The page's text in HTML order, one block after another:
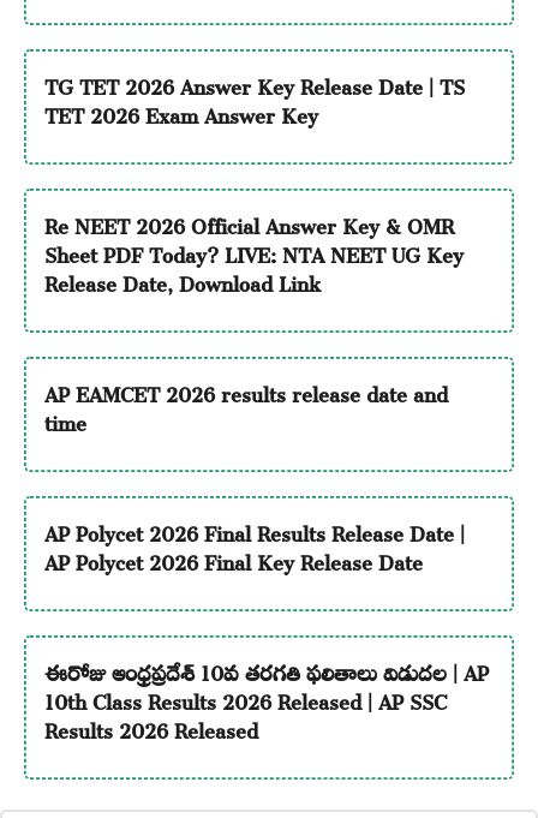
TG TET 2026 Answer Key Release Date | TS
TET 2026 Exam Answer Key
Re NEET 2026 Official Answer Key & OMR
Sheet PDF Today? LIVE: NTA NEET UG Key
Release Date, Download Link
AP EAMCET 2026 results release date and
time
AP Polycet 2026 Final Results Release Date |
AP Polycet 2026 Final Key Release Date
ఈరోజు ఆంధ్రప్రదేశ్ 10వ తరగతి ఫలితాలు విడుదల | AP
10th Class Results 2026 Released | AP SSC
Results 2026 Released